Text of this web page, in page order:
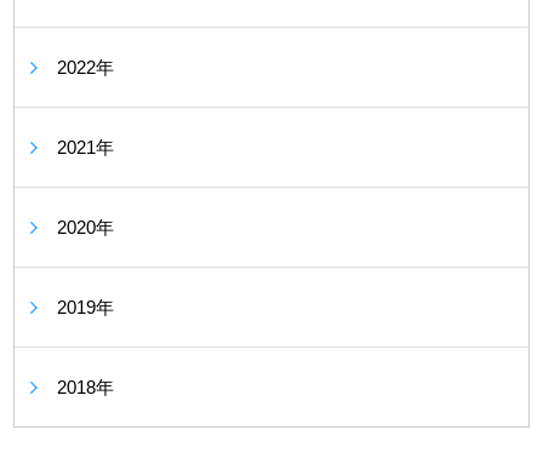
2022年
2021年
2020年
2019年
2018年